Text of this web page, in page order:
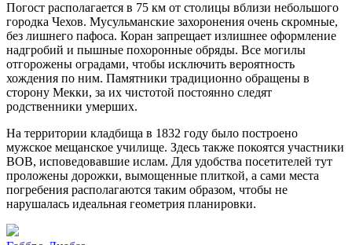
Погост располагается в 75 км от столицы вблизи небольшого
городка Чехов. Мусульманские захоронения очень скромные,
без лишнего пафоса. Коран запрещает излишнее оформление
надгробий и пышные похоронные обряды. Все могилы
отгорожены оградами, чтобы исключить вероятность
хождения по ним. Памятники традиционно обращены в
сторону Мекки, за их чистотой постоянно следят
родственники умерших.
На территории кладбища в 1832 году было построено
мужское мещанское училище. Здесь также покоятся участники
ВОВ, исповедовавшие ислам. Для удобства посетителей тут
проложены дорожки, вымощенные плиткой, а сами места
погребения располагаются таким образом, чтобы не
нарушалась идеальная геометрия планировки.